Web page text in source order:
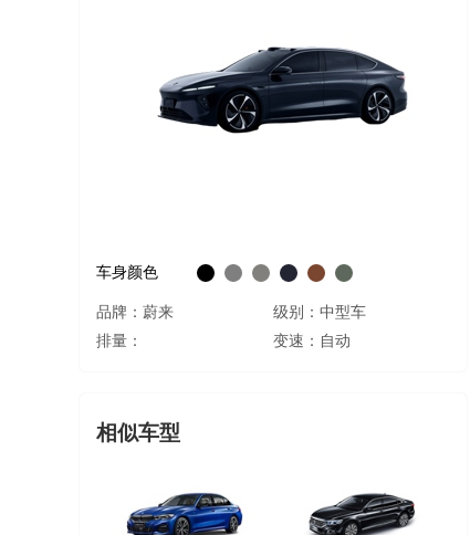
车身颜色
品牌：蔚来
级别：中型车
排量：
变速：自动
相似车型